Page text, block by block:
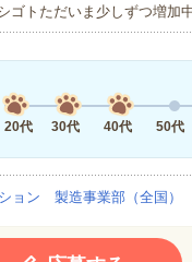
ゴトただいま少しずつ増加
20代
30代 40代 50代
ョン 製造事業部（全国）